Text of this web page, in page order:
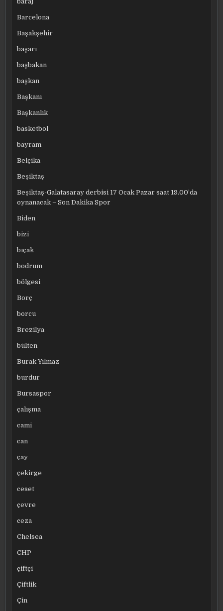
Barcelona
Başakşehir
başarı
başbakan
başkan
Başkanı
Başkanlık
basketbol
bayram
Belçika
Beşiktaş
Beşiktaş-Galatasaray derbisi 17 Ocak Pazar saat 19.00’da
oynanacak – Son Dakika Spor
Biden
bizi
bıçak
bodrum
bölgesi
Borç
borcu
Brezilya
bülten
Burak Yılmaz
burdur
Bursaspor
çalışma
cami
can
çay
çekirge
ceset
çevre
ceza
Chelsea
CHP
çiftçi
Çiftlik
Çin